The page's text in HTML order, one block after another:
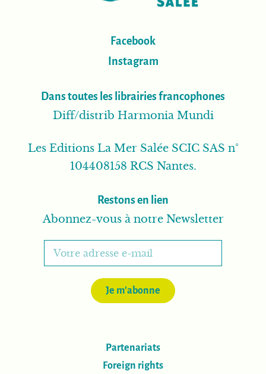
Facebook
Instagram
Dans toutes les librairies francophones
Diff/distrib Harmonia Mundi
Les Editions La Mer Salée SCIC SAS n°
104408158 RCS Nantes.
Restons en lien
Abonnez-vous à notre Newsletter
Je m'abonne
Partenariats
Foreign rights